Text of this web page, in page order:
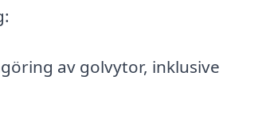
av golvytor, inklusive